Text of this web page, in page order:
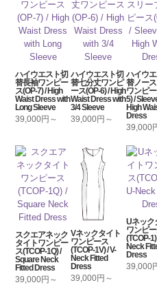
ハイウエスト切
替長袖ワンピー
ス(OP-7) / High
Waist Dress with
Long Sleeve
39,000円～
ハイウエスト切
替七分丈ワンピ
ース(OP-6) / High
Waist Dress with
3/4 Sleeve
39,000円～
ハイウ
替ノー
ワンピ
5) /
High
Dress
39,000
スクエアネック
タイトワンピー
ス(TCOP-1Q) /
Square Neck
Fitted Dress
39,000円～
Vネックタイト
ワンピース
(TCOP-1V) / V-
Neck Fitted
Dress
39,000円～
Uネック
ワンピ
(TCOP-1)
Neck
Dress
39,000